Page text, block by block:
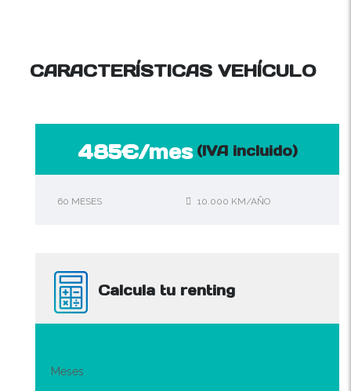
CARACTERÍSTICAS VEHÍCULO
485€/mes(IVA incluido)
60 MESES 10.000 KM/AÑO
Calcula tu renting
Meses